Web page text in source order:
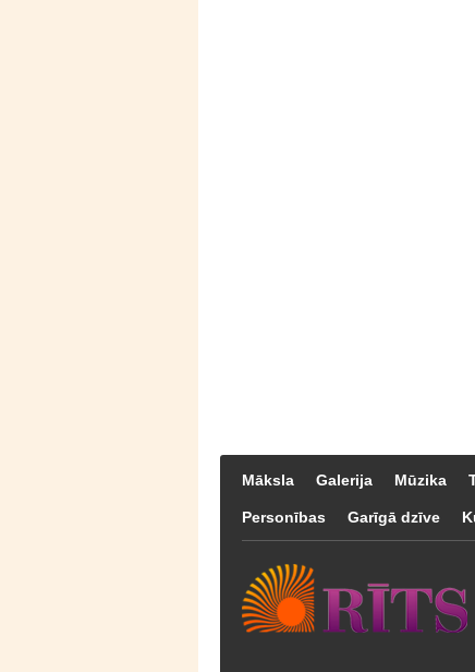
Māksla Galerija Mūzika
Personības Garīgā dzīve